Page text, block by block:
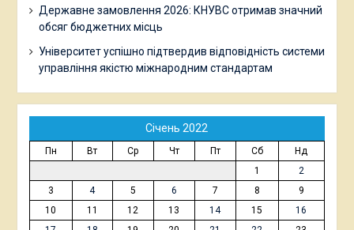
Державне замовлення 2026: КНУВС отримав значний
обсяг бюджетних місць
Університет успішно підтвердив відповідність системи
управління якістю міжнародним стандартам
Січень 2022
Пн Вт Ср Чт Пт Сб
Нд
1
2
3
4 5 6 7 8
9
10
11 12 13 14 15
16